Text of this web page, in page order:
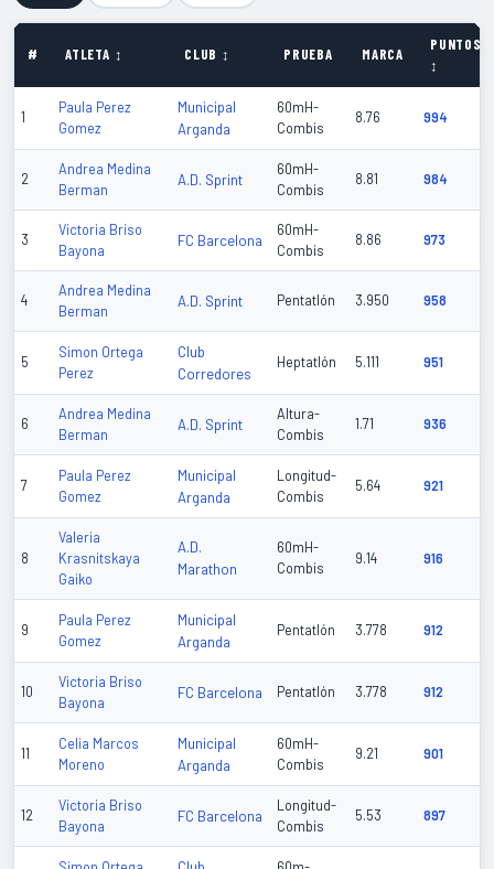
# ATLETA ↕ CLUB ↕ PRUEBA MARCA
PUNTOS
↕
1
Paula Perez
Gomez
Municipal
Arganda
60mH-
Combis
8.76 994
2
Andrea Medina
Berman
A.D. Sprint
60mH-
Combis
8.81 984
3
Victoria Briso
Bayona
FC Barcelona
60mH-
Combis
8.86 973
4
Andrea Medina
Berman
A.D. Sprint Pentatlón 3.950 958
5
Simon Ortega
Perez
Club
Corredores
Heptatlón 5.111 951
6
Andrea Medina
Berman
A.D. Sprint
Altura-
Combis
1.71 936
7
Paula Perez
Gomez
Municipal
Arganda
Longitud-
Combis
5.64 921
8
Valeria
Krasnitskaya
Gaiko
A.D.
Marathon
60mH-
Combis
9.14 916
9
Paula Perez
Gomez
Municipal
Arganda
Pentatlón 3.778 912
10
Victoria Briso
Bayona
FC Barcelona Pentatlón 3.778 912
11
Celia Marcos
Moreno
Municipal
Arganda
60mH-
Combis
9.21 901
12
Victoria Briso
Bayona
FC Barcelona
Longitud-
Combis
5.53 897